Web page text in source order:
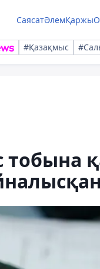
СаясатӘлемҚаржы
#Қазақмыс
тобына